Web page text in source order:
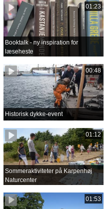
01:23
Booktalk - ny inspiration for
læseheste
00:48
Historisk dykke-event
01:12
Sommeraktiviteter på Karpenhøj
Naturcenter
01:53